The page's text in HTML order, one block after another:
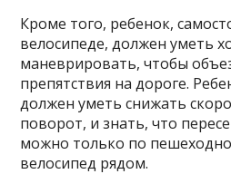
Кроме того, ребенок,
велосипеде, должен уметь
маневрировать, чтобы
препятствия на дороге.
должен уметь снижать
поворот, и знать, что
можно только по
велосипед рядом.